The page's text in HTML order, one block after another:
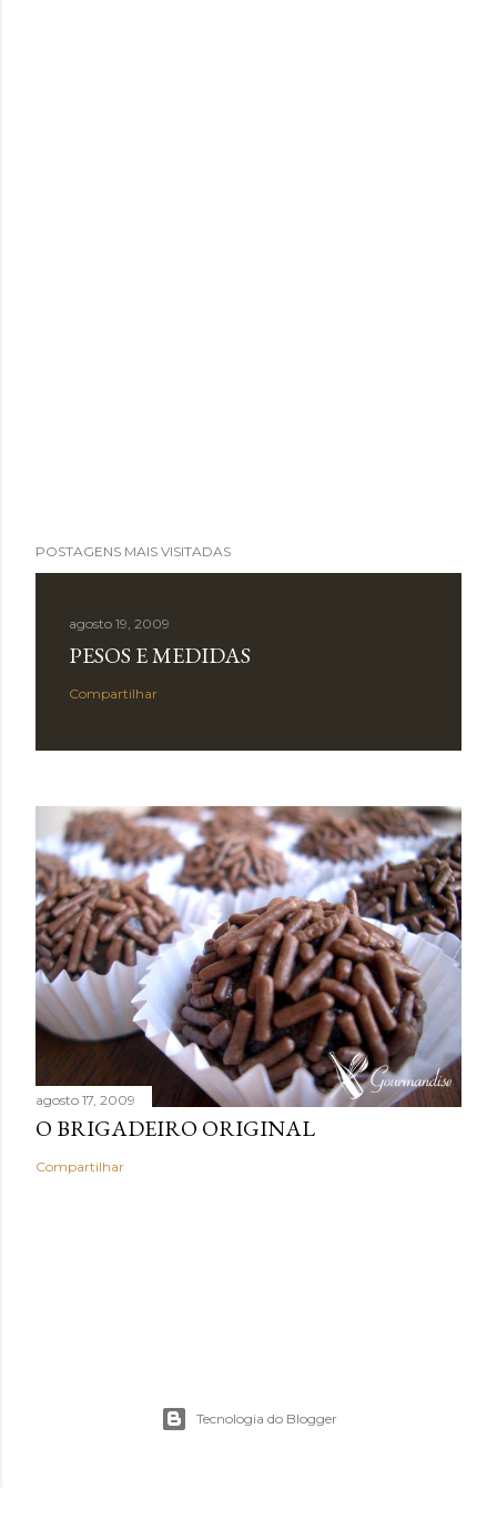
POSTAGENS MAIS VISITADAS
agosto 19, 2009
PESOS E MEDIDAS
Compartilhar
agosto 17, 2009
O BRIGADEIRO ORIGINAL
Compartilhar
Tecnologia do Blogger